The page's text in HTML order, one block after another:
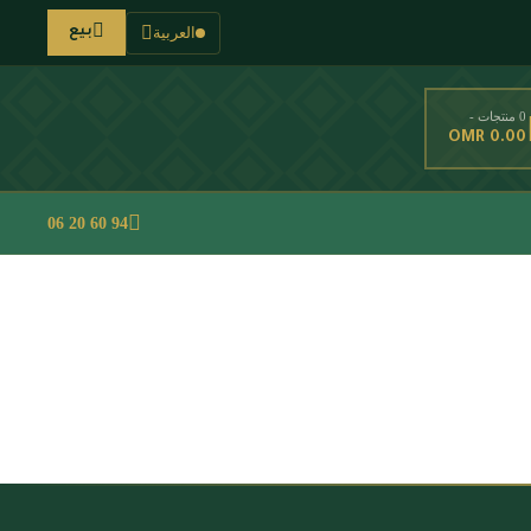
العربية بيع
0 منتجات -
OMR 0.00
94 60 20 06